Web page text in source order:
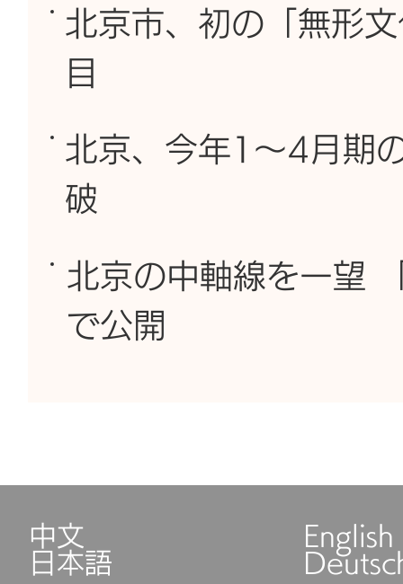
北京市、初の「無形
目
北京、今年1～4月期
破
北京の中軸線を一望
で公開
中文 English
日本語